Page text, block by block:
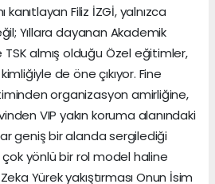
kanıtlayan Filiz İZGİ, yalnızca
Yıllara dayanan Akademik
almış olduğu Özel eğitimler,
de öne çıkıyor. Fine
organizasyon amirliğine,
VIP yakın koruma alanındaki
geniş bir alanda sergilediği
çok yönlü bir rol model haline
Yürek yakıştırması Onun İsim